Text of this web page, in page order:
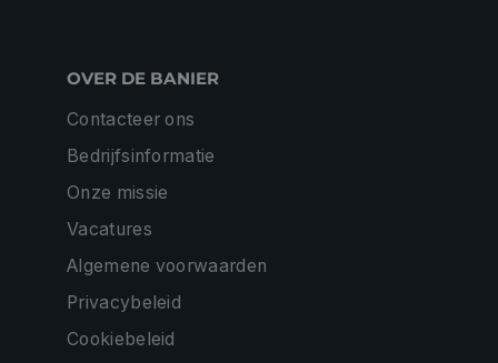
OVER DE BANIER
Contacteer ons
Bedrijfsinformatie
Onze missie
Vacatures
Algemene voorwaarden
Privacybeleid
Cookiebeleid